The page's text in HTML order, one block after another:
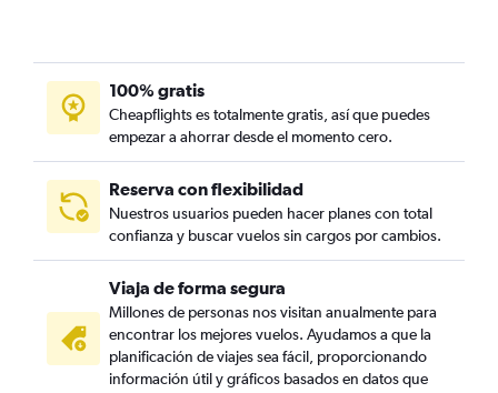
100% gratis
Cheapflights es totalmente gratis, así que puedes
empezar a ahorrar desde el momento cero.
Reserva con flexibilidad
Nuestros usuarios pueden hacer planes con total
confianza y buscar vuelos sin cargos por cambios.
Viaja de forma segura
Millones de personas nos visitan anualmente para
encontrar los mejores vuelos. Ayudamos a que la
planificación de viajes sea fácil, proporcionando
información útil y gráficos basados en datos que